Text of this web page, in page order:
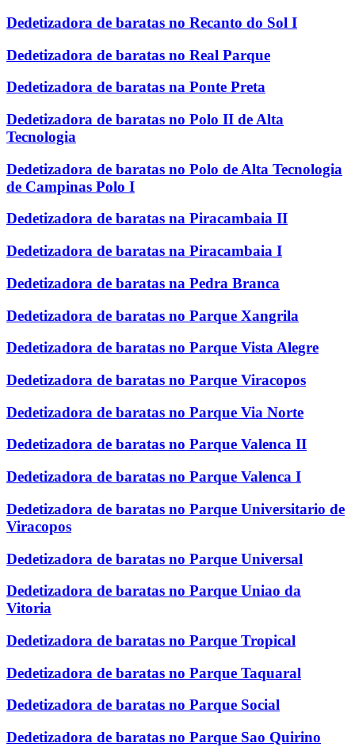
Dedetizadora de baratas no Recanto do Sol I
Dedetizadora de baratas no Real Parque
Dedetizadora de baratas na Ponte Preta
Dedetizadora de baratas no Polo II de Alta
Tecnologia
Dedetizadora de baratas no Polo de Alta Tecnologia
de Campinas Polo I
Dedetizadora de baratas na Piracambaia II
Dedetizadora de baratas na Piracambaia I
Dedetizadora de baratas na Pedra Branca
Dedetizadora de baratas no Parque Xangrila
Dedetizadora de baratas no Parque Vista Alegre
Dedetizadora de baratas no Parque Viracopos
Dedetizadora de baratas no Parque Via Norte
Dedetizadora de baratas no Parque Valenca II
Dedetizadora de baratas no Parque Valenca I
Dedetizadora de baratas no Parque Universitario de
Viracopos
Dedetizadora de baratas no Parque Universal
Dedetizadora de baratas no Parque Uniao da
Vitoria
Dedetizadora de baratas no Parque Tropical
Dedetizadora de baratas no Parque Taquaral
Dedetizadora de baratas no Parque Social
Dedetizadora de baratas no Parque Sao Quirino